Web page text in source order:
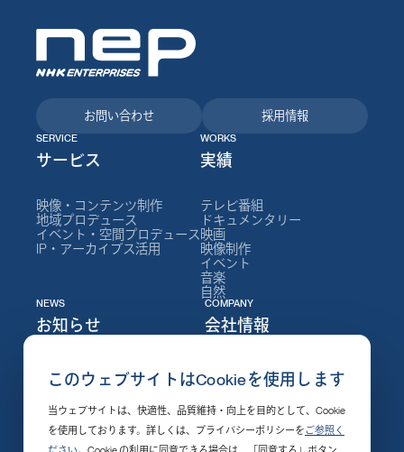
このウェブサイトはCookieを使用します
当ウェブサイトは、快適性、品質維持・向上を目的として、Cookie
を使用しております。詳しくは、プライバシーポリシーを ご参照く
お問い合わせ 採用情報
SERVICE
サービス
映像・コンテンツ制作
地域プロデュース
イベント・空間プロデュース
IP・アーカイブス活用
WORKS
実績
テレビ番組
ドキュメンタリー
映画
映像制作
イベント
音楽
自然
NEWS
お知らせ
ニュース
イベント
制作実績
採用情報
発売・配信開始
COMPANY
会社情報
NEPについて
会社情報
役員
組織図
沿革